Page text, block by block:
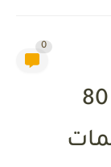
0
التلفزيون الإيراني: مقتل 80